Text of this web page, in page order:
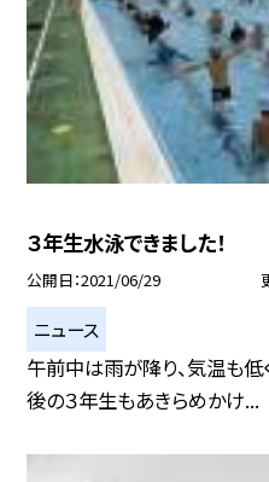
３年生水泳できました！
公開日 2021/06/29
ニュース
午前中は雨が降り、気温も低
後の３年生もあきらめかけ...